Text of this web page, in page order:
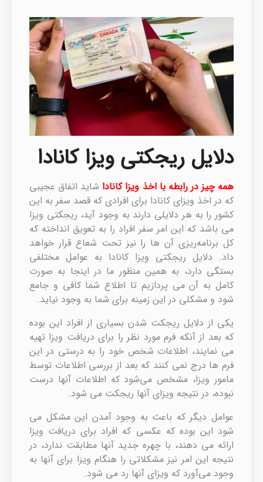
دلایل ریجکتی ویزا کانادا
همه چیز در رابطه با اخذ ویزا کانادا شاید اتفاق عجیبی
که در اخذ ویزای کانادا برای افرادی که قصد سفر به این
کشور را به هر دلایلی دارند به وجود آید، ریجکتی ویزا
می باشد که این امر سفر افراد را به تعویق انداخته که
کل برنامه‌ریزی آن ها را نیز تحت شعاع قرار خواهد
داد. دلایل ریجکتی ویزا کانادا به عوامل مختلفی
بستگی دارد، به همین منظور ما در اینجا به صورت
کامل به آن می پردازیم تا اطلاع شما کافی و جامع
شود و مشکلی در این زمینه برای شما به وجود نیاید.
یکی از دلایل ریجکت شدن بسیاری از افراد این بوده
که بعد از آنکه فرم مورد نظر را برای دریافت ویزا تهیه
می نمایند، اطلاعات شخص خود را به درستی در این
فرم ها درج نمی کنند که بعد از بررسی اطلاعات توسط
مامور ویزا، مشخص می‌شود که اطلاعات آنها درست
نبوده، در نتیجه ویزای آنها ریجکت می شود.
عوامل دیگر که باعث به وجود آمدن این مشکل می
شود این بوده که عکسی که افراد برای دریافت ویزا
ارائه می دهند، با چهره جدید آنها مطابقت ندارد، در
نتیجه این امر نیز مشکلاتی را هنگام ویزا برای آنها به
وجود می‌آورد که ویزای آنها رد می شود.